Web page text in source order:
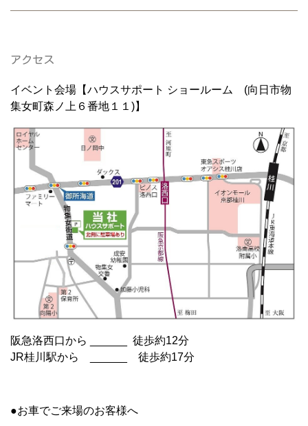
アクセス
イベント会場【ハウスサポート ショールーム (向日市物
集女町森ノ上６番地１１)】
阪急洛西口から ______ 徒歩約12分
JR桂川駅から ______ 徒歩約17分
●お車でご来場のお客様へ